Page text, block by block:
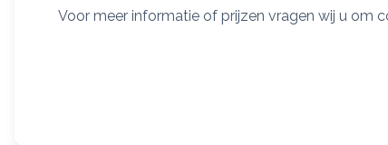
Voor meer informatie of prijzen vragen wij u om